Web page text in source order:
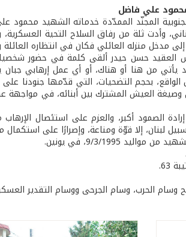
علي فاضل
المجنّد الممدّدة خدماته الشهيد
وأدت ثلة من رفاق السلاح التحية
إلى مدخل منزله العائلي فكان في انتظاره العائلة
العقيد حسن حيدر ألقى كلمة في حضور
من هنا أو هناك، أو أي عمل إرهابي جبان
بحجم التضحيات، التي قدّمها جنودنا
العيش المشترك بين أبنائه، في مواجهة
إرادة الصمود أكبر، والعزم على استئصال
لبنان، إلا قوّة ومناعة، وإصرارًا على استكمال
9/3/1995، في يونين.
الحرب، وسام الجرحى ووسام التقدير